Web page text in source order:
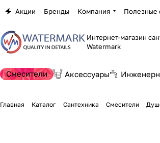
Акции Бренды Компания Полезные
Интернет-магазин
Watermark
Смесители Аксессуары
Главная Каталог Сантехника Смесители